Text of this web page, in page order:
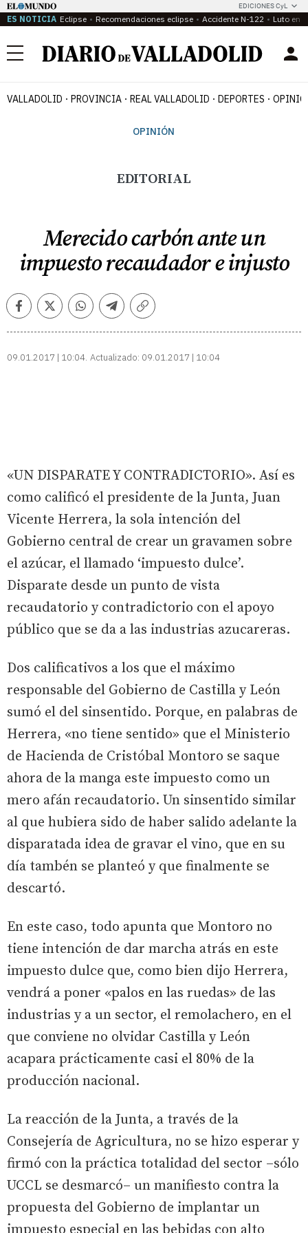
EDICIONES CyL
ES NOTICIA Eclipse Recomendaciones eclipse Accidente N-122 Luto en
Menú
VALLADOLID PROVINCIA REAL VALLADOLID DEPORTES
OPINIÓN
EDITORIAL
Merecido carbón ante un
impuesto recaudador e injusto
FacebookTwitterWhatsappTelegramCopiar
09.01.2017 | 10:04 Actualizado: 09.01.2017 | 10:04
«UN DISPARATE Y CONTRADICTORIO». Así es
como calificó el presidente de la Junta, Juan
Vicente Herrera, la sola intención del
Gobierno central de crear un gravamen sobre
el azúcar, el llamado ‘impuesto dulce’.
Disparate desde un punto de vista
recaudatorio y contradictorio con el apoyo
público que se da a las industrias azucareras.
Dos calificativos a los que el máximo
responsable del Gobierno de Castilla y León
sumó el del sinsentido. Porque, en palabras de
Herrera, «no tiene sentido» que el Ministerio
de Hacienda de Cristóbal Montoro se saque
ahora de la manga este impuesto como un
mero afán recaudatorio. Un sinsentido similar
al que hubiera sido de haber salido adelante la
disparatada idea de gravar el vino, que en su
día tambén se planteó y que finalmente se
descartó.
En este caso, todo apunta que Montoro no
tiene intención de dar marcha atrás en este
impuesto dulce que, como bien dijo Herrera,
vendrá a poner «palos en las ruedas» de las
industrias y a un sector, el remolachero, en el
que conviene no olvidar Castilla y León
acapara prácticamente casi el 80% de la
producción nacional.
La reacción de la Junta, a través de la
Consejería de Agricultura, no se hizo esperar y
firmó con la práctica totalidad del sector –sólo
UCCL se desmarcó– un manifiesto contra la
propuesta del Gobierno de implantar un